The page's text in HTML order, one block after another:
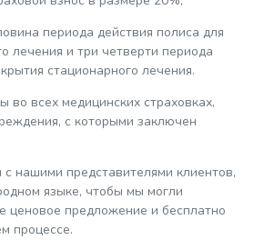
периода действия полиса для
лечения и три четверти периода
стационарного лечения.
во всех медицинских страховках,
с которыми заключен
нашими представителями клиентов,
языке, чтобы мы могли
ценовое предложение и бесплатно
процессе.